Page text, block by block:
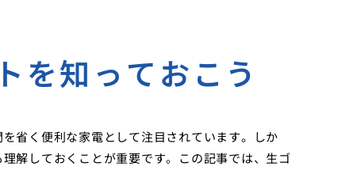
を知っておこう
省く便利な家電として注目されています。しか
解しておくことが重要です。この記事では、生ゴ